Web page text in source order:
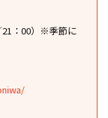
21：00）※季節に